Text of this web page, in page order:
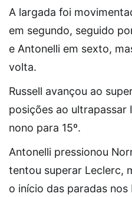
A largada foi
em segundo, seguido
e Antonelli em sexto,
volta.
Russell avançou ao
posições ao ultrapassar
nono para 15º.
Antonelli pressionou
tentou superar Leclerc,
o início das paradas